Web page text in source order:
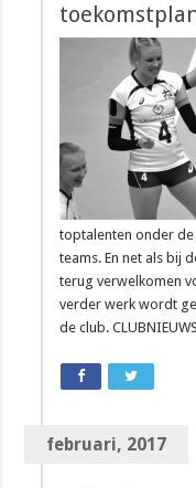
toptalenten onder
teams. En net als bij
terug verwelkomen
verder werk wordt
de club.
februari, 2017